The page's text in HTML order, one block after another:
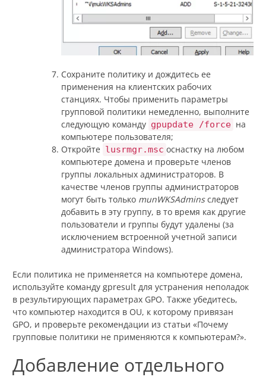
Сохраните политику и дождитесь ее
применения на клиентских рабочих
станциях. Чтобы применить параметры
групповой политики немедленно, выполните
следующую команду gpupdate /force на
компьютере пользователя;
Откройте lusrmgr.msc оснастку на любом
компьютере домена и проверьте членов
группы локальных администраторов. В
качестве членов группы администраторов
могут быть только munWKSAdminsследует
добавить в эту группу, в то время как другие
пользователи и группы будут удалены (за
исключением встроенной учетной записи
администратора Windows).
Если политика не применяется на компьютере домена,
используйте команду gpresult для устранения неполадок
в результирующих параметрах GPO. Также убедитесь,
что компьютер находится в OU, к которому привязан
GPO, и проверьте рекомендации из статьи «Почему
групповые политики не применяются к компьютерам?».
Добавление отдельного